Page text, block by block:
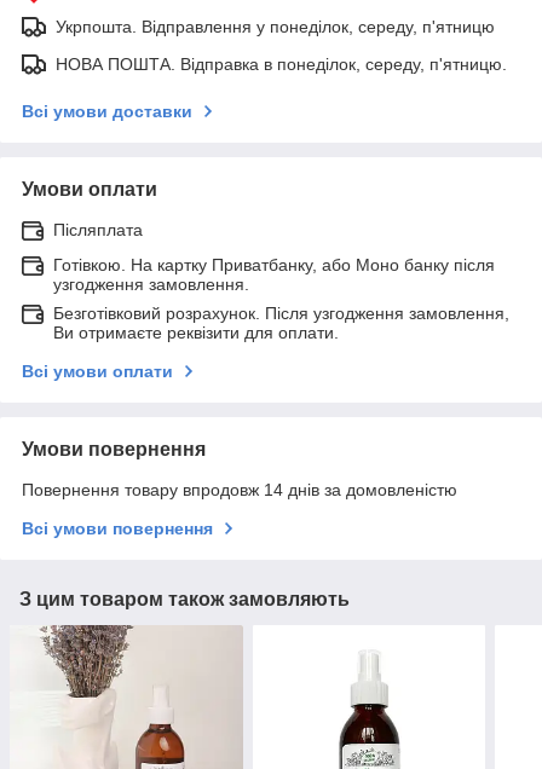
Укрпошта. Відправлення у понеділок, середу, п'ятницю
НОВА ПОШТА. Відправка в понеділок, середу, п'ятницю.
Всі умови доставки
Умови оплати
Післяплата
Готівкою. На картку Приватбанку, або Моно банку після
узгодження замовлення.
Безготівковий розрахунок. Після узгодження замовлення,
Ви отримаєте реквізити для оплати.
Всі умови оплати
Умови повернення
Повернення товару впродовж 14 днів за домовленістю
Всі умови повернення
З цим товаром також замовляють